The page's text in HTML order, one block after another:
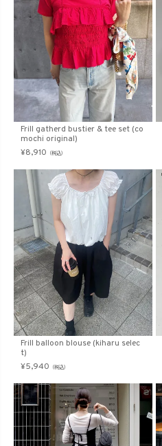
Frill gatherd bustier & tee set (co
mochi original)
¥8,910 （税込）
Frill balloon blouse (kiharu selec
t)
¥5,940 （税込）